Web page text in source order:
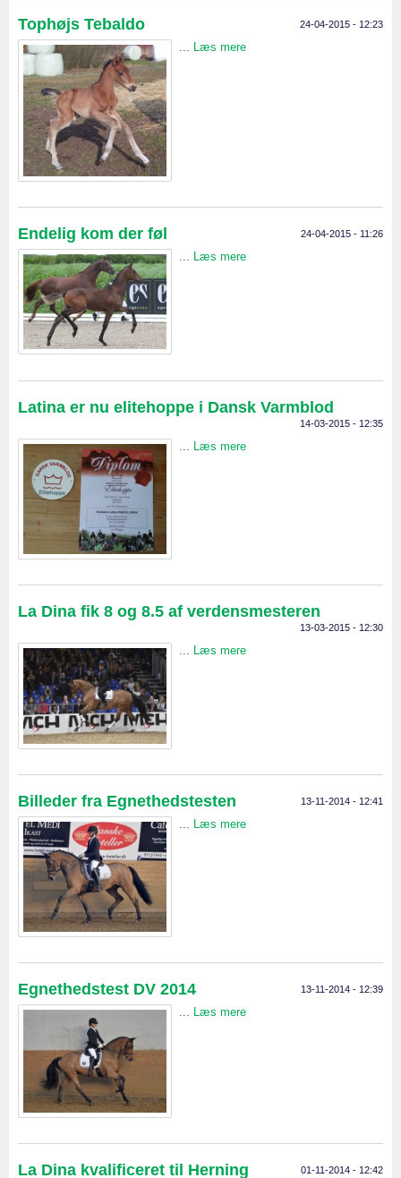
Tophøjs Tebaldo 24-04-2015 - 12:23
Læs mere
Endelig kom der føl 24-04-2015 - 11:26
Læs mere
Latina er nu elitehoppe i Dansk Varmblod
14-03-2015 - 12:35
Læs mere
La Dina fik 8 og 8.5 af verdensmesteren
13-03-2015 - 12:30
... Læs mere
Billeder fra Egnethedstesten 13-11-2014 - 12:41
Læs mere
Egnethedstest DV 2014 13-11-2014 - 12:39
... Læs mere
La Dina kvalificeret til Herning 01-11-2014 - 12:42